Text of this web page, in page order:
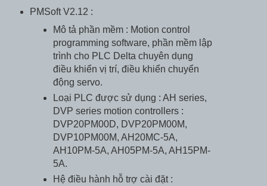
PMSoft V2.12 :
Mô tả phần mềm : Motion control
programming software, phần mềm lập
trình cho PLC Delta chuyên dụng
điều khiển vị trí, điều khiển chuyển
động servo.
Loại PLC được sử dụng : AH series,
DVP series motion controllers :
DVP20PM00D, DVP20PM00M,
DVP10PM00M, AH20MC-5A,
AH10PM-5A, AH05PM-5A, AH15PM-
5A.
Hệ điều hành hỗ trợ cài đặt :